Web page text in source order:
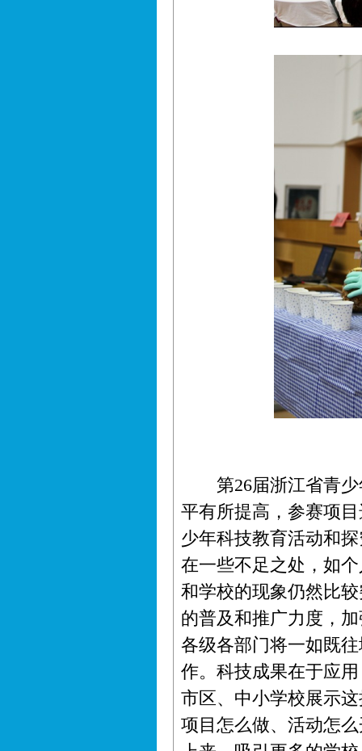
第26届浙江省青少
平有所提高，参赛项
少年科技教育活动和
在一些不足之处，如
和学校的现象仍然比
的普及和推广力度，
各级各部门将一如既
作。科技成果在于应
市区、中小学校展示
项目怎么做、活动怎